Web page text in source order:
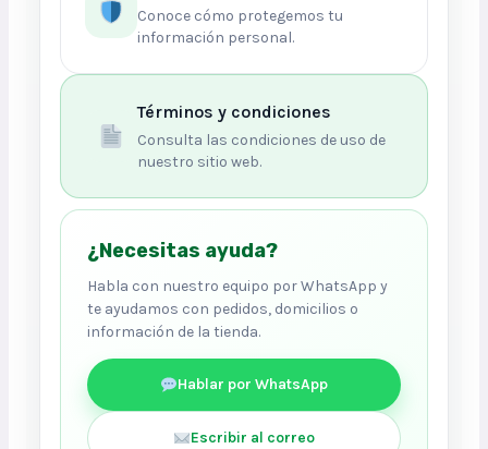
Conoce cómo protegemos tu
información personal.
Términos y condiciones
Consulta las condiciones de uso de
nuestro sitio web.
¿Necesitas ayuda?
Habla con nuestro equipo por WhatsApp y
te ayudamos con pedidos, domicilios o
información de la tienda.
Hablar por WhatsApp
Escribir al correo